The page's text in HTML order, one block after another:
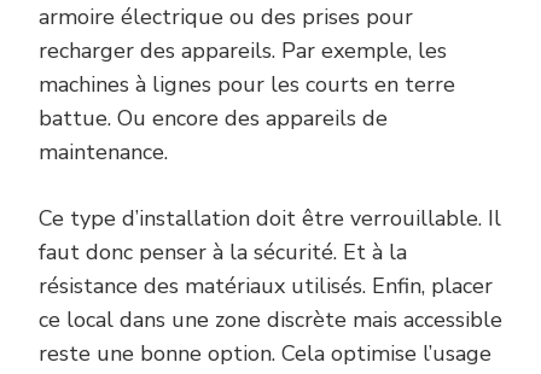
armoire électrique ou des prises pour
recharger des appareils. Par exemple, les
machines à lignes pour les courts en terre
battue. Ou encore des appareils de
maintenance.
Ce type d’installation doit être verrouillable. Il
faut donc penser à la sécurité. Et à la
résistance des matériaux utilisés. Enfin, placer
ce local dans une zone discrète mais accessible
reste une bonne option. Cela optimise l’usage